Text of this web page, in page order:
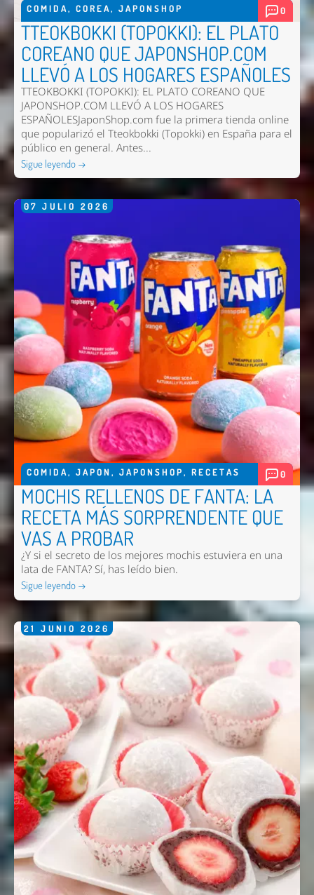
COMIDA, COREA, JAPONSHOP 0
TTEOKBOKKI (TOPOKKI): EL PLATO
COREANO QUE JAPONSHOP.COM
LLEVÓ A LOS HOGARES ESPAÑOLES
TTEOKBOKKI (TOPOKKI): EL PLATO COREANO QUE
JAPONSHOP.COM LLEVÓ A LOS HOGARES
ESPAÑOLESJaponShop.com fue la primera tienda online
que popularizó el Tteokbokki (Topokki) en España para el
público en general. Antes...
Sigue leyendo →
07 JULIO 2026
COMIDA, JAPON , JAPONSHOP, RECETAS 0
MOCHIS RELLENOS DE FANTA: LA
RECETA MÁS SORPRENDENTE QUE
VAS A PROBAR
¿Y si el secreto de los mejores mochis estuviera en una
lata de FANTA? Sí, has leído bien.
Sigue leyendo →
21 JUNIO 2026